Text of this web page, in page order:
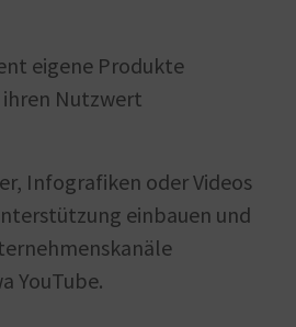
eigene Produkte
Nutzwert
Infografiken oder Videos
einbauen und
YouTube.